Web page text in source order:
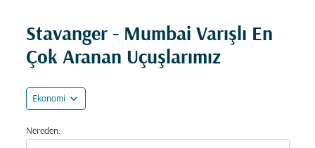
Stavanger - Mumbai Varışlı En
Çok Aranan Uçuşlarımız
Ekonomi expand_more
Nereden:
Fırsatları bulmak için rotanızı güncellemeyi deneyin